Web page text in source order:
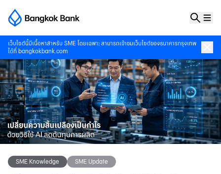
เว็บไซต์นี้มีเนื้อหาสำหรับ SME โดยเฉพาะ สามารถเข้าชมเว็บไซต์ของธนาคารกรุงเทพ
ได้ที่ bangkokbank.com
SME Knowledge SME Update